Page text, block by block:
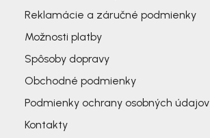
Reklamácie a záručné podmienky
Možnosti platby
Spôsoby dopravy
Obchodné podmienky
Podmienky ochrany osobných údajov
Kontakty